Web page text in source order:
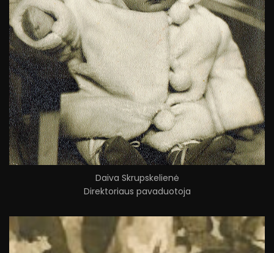
Daiva Skrupskelienė
Direktoriaus pavaduotoja